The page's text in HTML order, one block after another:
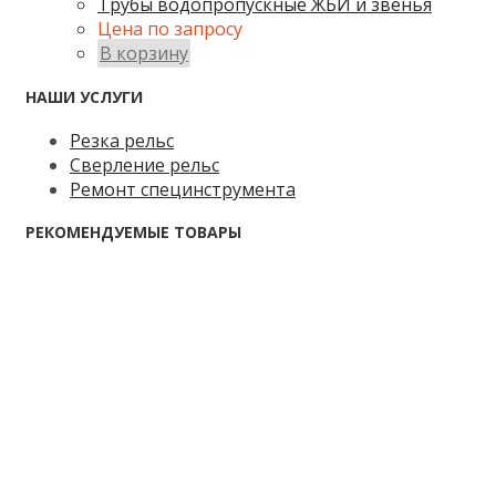
Цена по запросу
В корзину
НАШИ УСЛУГИ
Резка рельс
Сверление рельс
Ремонт специнструмента
РЕКОМЕНДУЕМЫЕ ТОВАРЫ